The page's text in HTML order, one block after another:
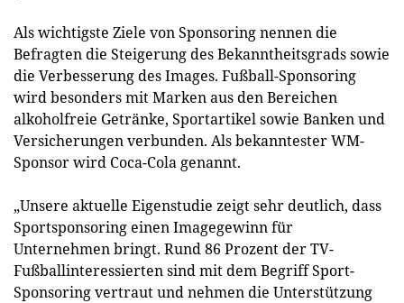
Als wichtigste Ziele von Sponsoring nennen die
Befragten die Steigerung des Bekanntheitsgrads sowie
die Verbesserung des Images. Fußball-Sponsoring
wird besonders mit Marken aus den Bereichen
alkoholfreie Getränke, Sportartikel sowie Banken und
Versicherungen verbunden. Als bekanntester WM-
Sponsor wird Coca-Cola genannt.
„Unsere aktuelle Eigenstudie zeigt sehr deutlich, dass
Sportsponsoring einen Imagegewinn für
Unternehmen bringt. Rund 86 Prozent der TV-
Fußballinteressierten sind mit dem Begriff Sport-
Sponsoring vertraut und nehmen die Unterstützung